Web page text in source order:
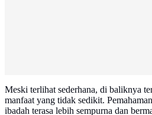
Meski terlihat sederhana, di baliknya
manfaat yang tidak sedikit.
ibadah terasa lebih sempurna dan